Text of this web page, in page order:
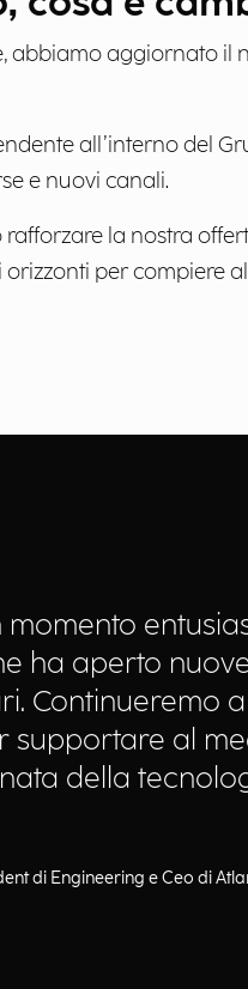
abbiamo aggiornato il
all’interno del
e nuovi canali.
la nostra
per compiere
momento
ha aperto
Continueremo
supportare al
della
di Engineering e Ceo di